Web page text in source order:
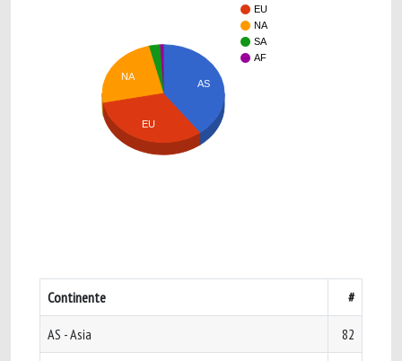
EU
NA
SA
AF
AS
NA
EU
Continente #
AS - Asia 82